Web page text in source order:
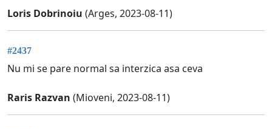
Loris Dobrinoiu (Arges, 2023-08-11)
#2437
Nu mi se pare normal sa interzica asa ceva
Raris Razvan (Mioveni, 2023-08-11)